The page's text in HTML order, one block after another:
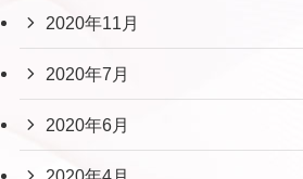
2020年11月
2020年7月
2020年6月